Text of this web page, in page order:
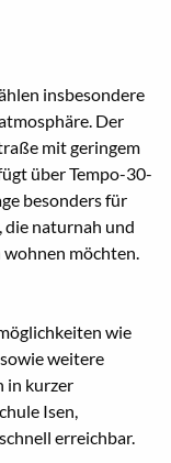
insbesondere
Der
mit geringem
über Tempo-30-
besonders für
die naturnah und
möchten.
wie
weitere
in kurzer
Isen,
erreichbar.